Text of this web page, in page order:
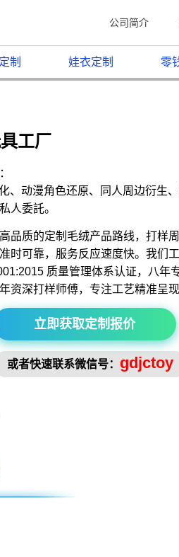
公司简介
制 娃衣定制 零
工厂
、动漫角色还原、同人周边衍生
人委託。
品质的定制毛绒产品路线，打样周
时可靠，服务反应速度快。我们
质量管理体系认证，八年
资深打样师傅，专注工艺精准呈现
立即获取定制报价
或者快速联系微信号： gdjctoy